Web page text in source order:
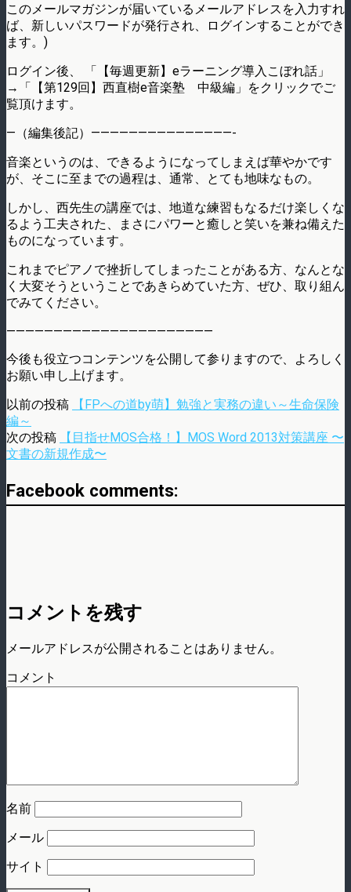
このメールマガジンが届いているメールアドレスを入力すれ
ば、新しいパスワードが発行され、ログインすることができ
ます。)
ログイン後、 「【毎週更新】eラーニング導入こぼれ話」
→「【第129回】西直樹e音楽塾 中級編」をクリックでご
覧頂けます。
—（編集後記）———————————————-
音楽というのは、できるようになってしまえば華やかです
が、そこに至までの過程は、通常、とても地味なもの。
しかし、西先生の講座では、地道な練習もなるだけ楽しくな
るよう工夫された、まさにパワーと癒しと笑いを兼ね備えた
ものになっています。
これまでピアノで挫折してしまったことがある方、なんとな
く大変そうということであきらめていた方、ぜひ、取り組ん
でみてください。
——————————————————————
今後も役立つコンテンツを公開して参りますので、よろしく
お願い申し上げます。
以前の投稿
【FPへの道by萌】勉強と実務の違い～生命保険
編～
次の投稿
【目指せMOS合格！】MOS Word 2013対策講座 〜
文書の新規作成〜
Facebook comments:
コメントを残す
メールアドレスが公開されることはありません。
コメント
名前
メール
サイト